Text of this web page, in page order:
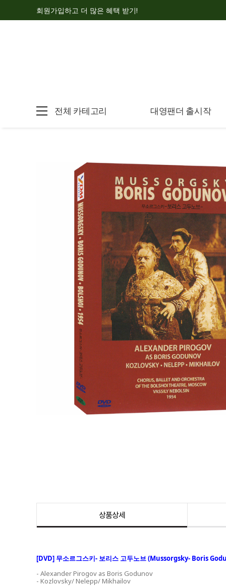
회원가입하고 더 많은 혜택 받기!
전체 카테고리 대영팬더 출시작
상품상세
[DVD] 무소르그스키- 보리스 고두노브 (Mussorgsky- Boris
- Alexander Pirogov as Boris Godunov
- Kozlovsky/ Nelepp/ Mikhailov